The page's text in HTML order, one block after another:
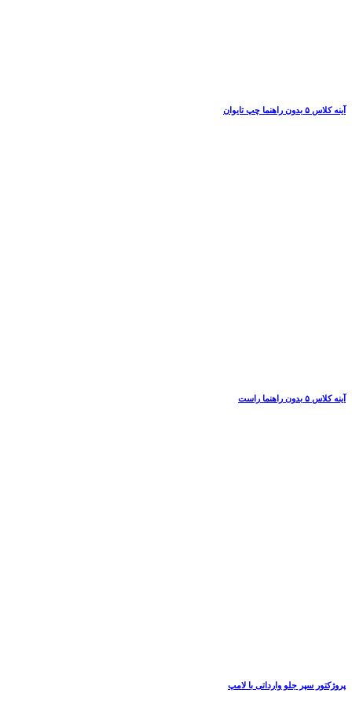
آینه کلاس ۵ بدون راهنما چپ تایوان
آینه کلاس ۵ بدون راهنما راست
پروژکتور سپر جلو وارداتی با لامپ